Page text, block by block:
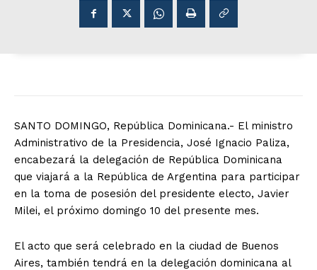
SANTO DOMINGO, República Dominicana.- El ministro
Administrativo de la Presidencia, José Ignacio Paliza,
encabezará la delegación de República Dominicana
que viajará a la República de Argentina para participar
en la toma de posesión del presidente electo, Javier
Milei, el próximo domingo 10 del presente mes.
El acto que será celebrado en la ciudad de Buenos
Aires, también tendrá en la delegación dominicana al